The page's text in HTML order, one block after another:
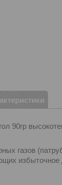
90гр
газов
избыточное